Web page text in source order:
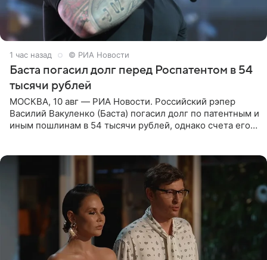
1 час назад © РИА Новости
Баста погасил долг перед Роспатентом в 54
тысячи рублей
МОСКВА, 10 авг — РИА Новости. Российский рэпер
Василий Вакуленко (Баста) погасил долг по патентным и
иным пошлинам в 54 тысячи рублей, однако счета его